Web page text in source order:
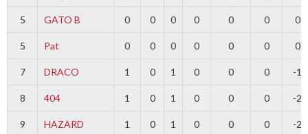
5 GATO B 0 0 0 0 0 0 0
5 Pat 0 0 0 0 0 0 0
7 DRACO 1 0 1 0 0 0 -1
8 404 1 0 1 0 0 0 -2
9 HAZARD 1 0 1 0 0 0 -2